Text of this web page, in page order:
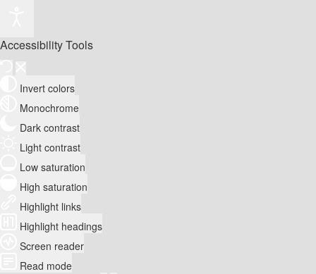
Accessibility Tools
Invert colors
Monochrome
Dark contrast
Light contrast
Low saturation
High saturation
Highlight links
Highlight headings
Screen reader
Read mode